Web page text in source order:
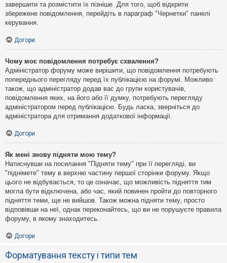
завершити та розмістити їх пізніше. Для того, щоб відкрити
збережене повідомлення, перейдіть в параграф "Чернетки" панелі
керування.
Догори
Чому моє повідомлення потребує схвалення?
Адміністратор форуму може вирішити, що повідомлення потребують
попереднього перегляду перед їх публікацією на форумі. Можливо
також, що адміністратор додав вас до групи користувачів,
повідомлення яких, на його або її думку, потребують перегляду
адміністратором перед публікацією. Будь ласка, зверніться до
адміністратора для отримання додаткової інформації.
Догори
Як мені знову підняти мою тему?
Натиснувши на посилання "Підняти тему" при її перегляді, ви
"піднімете" тему в верхню частину першої сторінки форуму. Якщо
цього не відбувається, то це означає, що можливість підняття тим
могла бути відключена, або час, який повинен пройти до повторного
підняття теми, ще не вийшов. Також можна підняти тему, просто
відповівши на неї, однак переконайтесь, що ви не порушуєте правила
форуму, в якому знаходитесь.
Догори
Форматування тексту і типи тем